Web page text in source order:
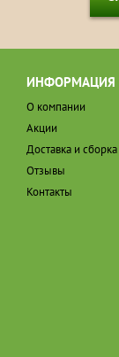
ИНФОРМАЦИЯ
О компании
Акции
Доставка и сборка
Отзывы
Контакты